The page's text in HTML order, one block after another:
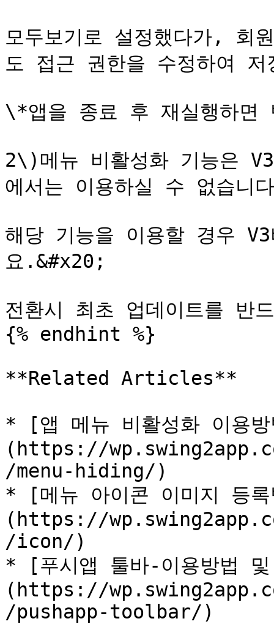
모두보기로 설정했다가, 회
도 접근 권한을 수정하여
\*앱을 종료 후 재실행하면
2\)메뉴 비활성화 기능은
에서는 이용하실 수 없습니
해당 기능을 이용할 경우
요.&#x20;
전환시 최초 업데이트를 반
{% endhint %}
**Related Articles**
* [앱 메뉴 비활성화 이용
(https://
/menu-hiding/)
* [메뉴 아이콘 이미지 등
(https://
/icon/)
* [푸시앱 툴바-이용방법
(https://
/pushapp-toolbar/)